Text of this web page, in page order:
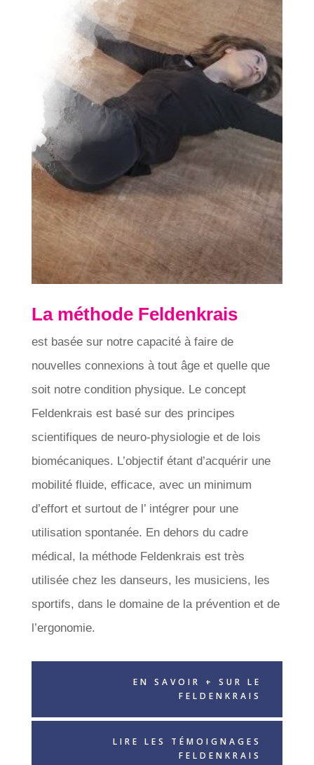
La méthode Feldenkrais
est basée sur notre capacité à faire de
nouvelles connexions à tout âge et quelle que
soit notre condition physique. Le concept
Feldenkrais est basé sur des principes
scientifiques de neuro-physiologie et de lois
biomécaniques. L’objectif étant d’acquérir une
mobilité fluide, efficace, avec un minimum
d’effort et surtout de l’ intégrer pour une
utilisation spontanée. En dehors du cadre
médical, la méthode Feldenkrais est très
utilisée chez les danseurs, les musiciens, les
sportifs, dans le domaine de la prévention et de
l’ergonomie.
EN SAVOIR + SUR LE
FELDENKRAIS
LIRE LES TÉMOIGNAGES
FELDENKRAIS